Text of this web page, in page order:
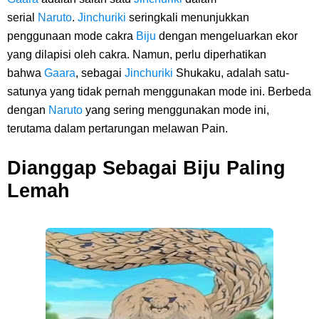
serial
Naruto. Jinchuriki seringkali menunjukkan
penggunaan mode cakra Biju dengan mengeluarkan ekor
yang dilapisi oleh cakra. Namun, perlu diperhatikan
bahwa Gaara, sebagai Jinchuriki Shukaku, adalah satu-
satunya yang tidak pernah menggunakan mode ini. Berbeda
dengan Naruto yang sering menggunakan mode ini,
terutama dalam pertarungan melawan Pain.
Dianggap Sebagai Biju Paling
Lemah